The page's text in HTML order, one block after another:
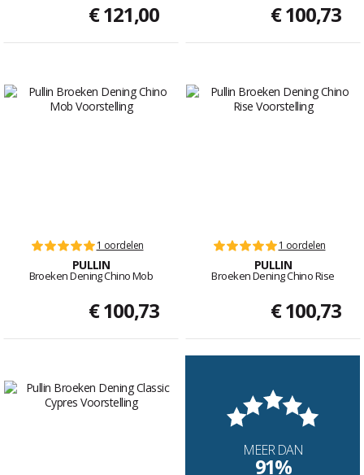
€ 121,00 € 100,73
1 oordelen
PULLIN
Broeken Dening Chino Mob
€ 100,73
1 oordelen
PULLIN
Broeken Dening Chino Rise
€ 100,73
MEER DAN
91%